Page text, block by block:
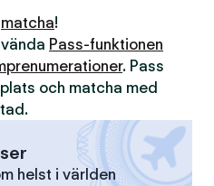
matcha!
Pass-funktionen
. Pass
och matcha med
helst i världen